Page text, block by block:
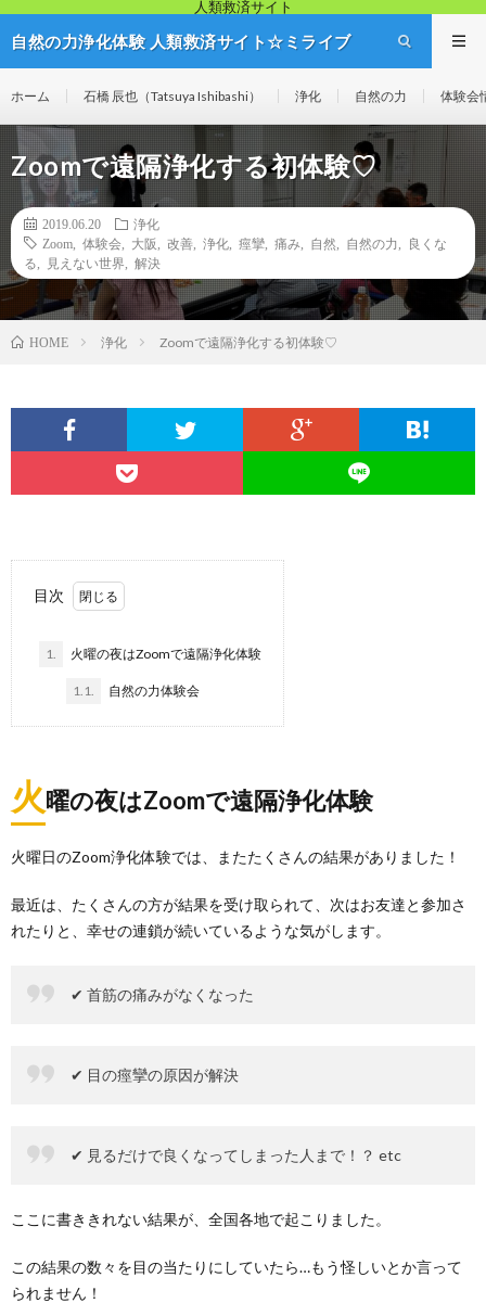
人類救済サイト
自然の力浄化体験 人類救済サイト☆ミライブ
ホーム 石橋 辰也（Tatsuya Ishibashi） 浄化 自然の力 体験会
Zoomで遠隔浄化する初体験♡
2019.06.20
浄化
Zoom
体験会 大阪 改善 浄化 痙攣 痛み 自然 自然の力
良くな
る
見えない世界 解決
HOME 浄化 Zoomで遠隔浄化する初体験♡
目次
1. 火曜の夜はZoomで遠隔浄化体験
1.1. 自然の力体験会
火曜の夜はZoomで遠隔浄化体験
火曜日のZoom浄化体験では、またたくさんの結果がありました！
最近は、たくさんの方が結果を受け取られて、次はお友達と参加さ
れたりと、幸せの連鎖が続いているような気がします。
✔︎ 首筋の痛みがなくなった
✔︎ 目の痙攣の原因が解決
✔︎ 見るだけで良くなってしまった人まで！？ etc
ここに書ききれない結果が、全国各地で起こりました。
この結果の数々を目の当たりにしていたら…もう怪しいとか言って
られません！